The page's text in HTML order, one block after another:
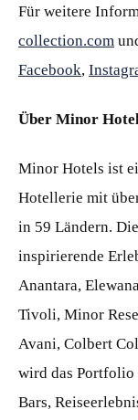
Für weitere
collection.com
Facebook,
Über Minor
Minor Hotels ist
Hotellerie mit
in 59 Ländern.
inspirierende
Anantara,
Tivoli, Minor
Avani, Colbert
wird das Portfolio
Bars,